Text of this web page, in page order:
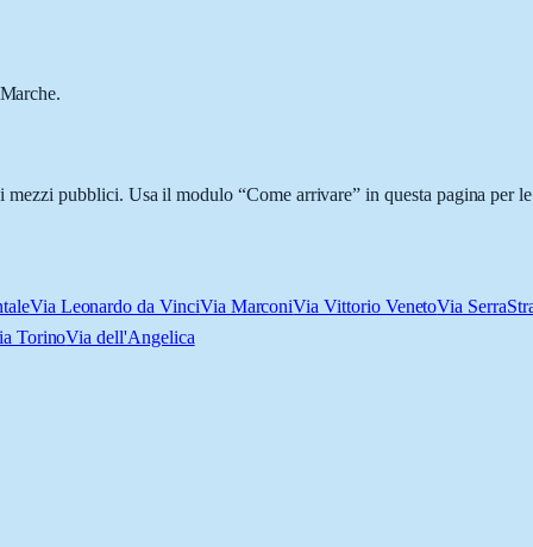
pubblici. Usa il modulo “Come arrivare” in questa pagina per
Via Leonardo da VinciVia MarconiVia Vittorio VenetoVia Serra
TorinoVia dell'Angelica